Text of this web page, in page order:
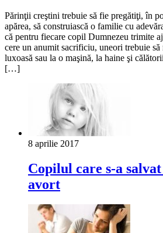
Părinţii creştini trebuie să fie pregătiţi, în
apărea, să construiască o familie cu
că pentru fiecare copil Dumnezeu trimite
cere un anumit sacrificiu, uneori trebuie
luxoasă sau la o maşină, la haine şi
[…]
8 aprilie 2017
Copilul care s-a
avort